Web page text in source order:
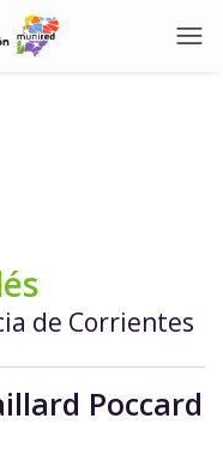
de Corrientes
Poccard